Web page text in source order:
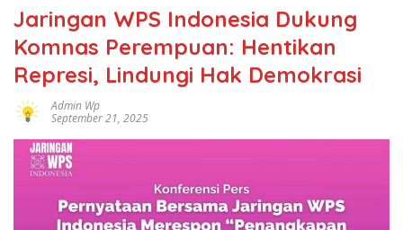
Jaringan WPS Indonesia Dukung
Komnas Perempuan: Hentikan
Represi, Lindungi Hak Demokrasi
Admin Wp
September 21, 2025